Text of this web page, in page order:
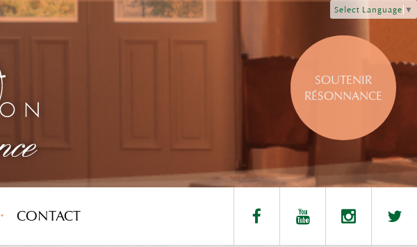
Select Language ▼
SOUTENIR
RÉSONNANCE
CONTACT